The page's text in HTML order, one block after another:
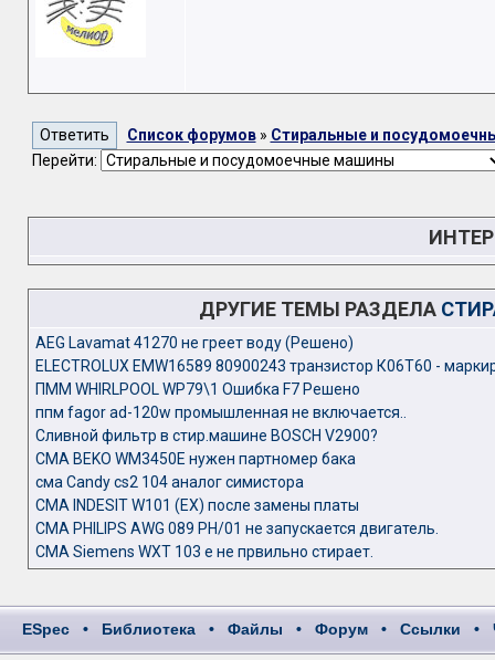
Список форумов» Стиральные и
Перейти:
ДРУГИЕ ТЕМЫ РАЗДЕЛА
AEG Lavamat 41270 не греет воду (Решено)
ELECTROLUX EMW16589 80900243 транзистор К06Т60 -
ПММ WHIRLPOOL WP79\1 Ошибка F7 Решено
ппм fagor ad-120w промышленная не включается..
Сливной фильтр в стир.машине BOSCH V2900?
СМА BEKO WM3450E нужен партномер бака
сма Candy cs2 104 аналог симистора
СМА INDESIT W101 (EX) после замены платы
СМА PHILIPS AWG 089 PH/01 не запускается двигатель.
СМА Siemens WXT 103 e не првильно стирает.
ESpec • Библиотека • Файлы • Форум • Ссылки •